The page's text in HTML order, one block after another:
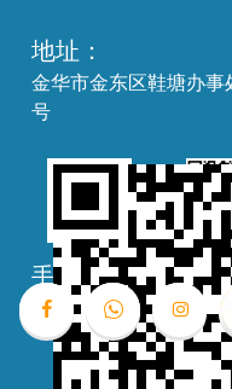
地址：
金华市金东区鞋塘办
号
手机二维码 商店